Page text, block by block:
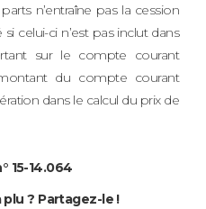
n’entraîne pas la cession
celui-ci n’est pas inclut dans
sur le compte courant
du compte courant
dans le calcul du prix de
15-14.064
? Partagez-le !